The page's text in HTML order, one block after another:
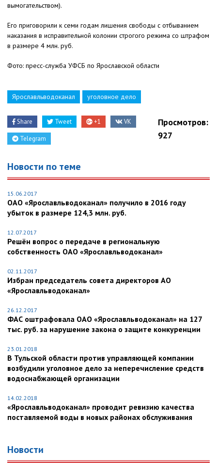
вымогательством).
Его приговорили к семи годам лишения свободы с отбыванием
наказания в исправительной колонии строгого режима со штрафом
в размере 4 млн. руб.
Фото: пресс-служба УФСБ по Ярославской области
Ярославльводоканал уголовное дело
Share Tweet +1 VK
Telegram
Просмотров:
927
Новости по теме
15.06.2017
ОАО «Ярославльводоканал» получило в 2016 году
убыток в размере 124,3 млн. руб.
12.07.2017
Решён вопрос о передаче в региональную
собственность ОАО «Ярославльводоканал»
02.11.2017
Избран председатель совета директоров АО
«Ярославльводоканал»
26.12.2017
ФАС оштрафовала ОАО «Ярославльводоканал» на 127
тыс. руб. за нарушение закона о защите конкуренции
23.01.2018
В Тульской области против управляющей компании
возбудили уголовное дело за неперечисление средств
водоснабжающей организации
14.02.2018
«Ярославльводоканал» проводит ревизию качества
поставляемой воды в новых районах обслуживания
Новости